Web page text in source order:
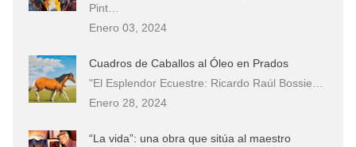
El mundo del arte en pintura surrealista
Pint…
Enero 03, 2024
Cuadros de Caballos al Óleo en Prados
"El Esplendor Ecuestre: Ricardo Raúl Bossie…
Enero 28, 2024
“La vida”: una obra que sitúa al maestro